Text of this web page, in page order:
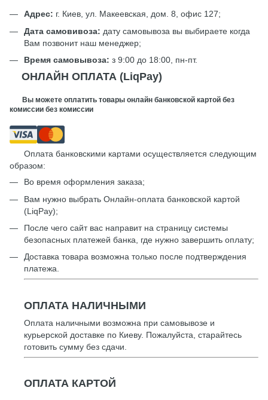
Адрес: г. Киев, ул. Макеевская, дом. 8, офис 127;
Дата самовивоза: дату самовывоза вы выбираете когда
Вам позвонит наш менеджер;
Время самовывоза: з 9:00 до 18:00, пн-пт.
ОНЛАЙН ОПЛАТА (LiqPay)
Вы можете оплатить товары онлайн банковской картой без
комиссии без комиссии
Оплата банковскими картами осуществляется следующим
образом:
Во время оформления заказа;
Вам нужно выбрать Онлайн-оплата банковской картой
(LiqPay);
После чего сайт вас направит на страницу системы
безопасных платежей банка, где нужно завершить оплату;
Доставка товара возможна только после подтверждения
платежа.
ОПЛАТА НАЛИЧНЫМИ
Оплата наличными возможна при самовывозе и
курьерской доставке по Киеву. Пожалуйста, старайтесь
готовить сумму без сдачи.
ОПЛАТА КАРТОЙ